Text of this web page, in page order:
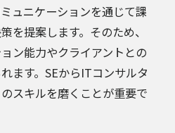
ュニケーションを通じて課
を提案します。そのため、
ン能力やクライアントとの
ます。SEからITコンサルタ
スキルを磨くことが重要で